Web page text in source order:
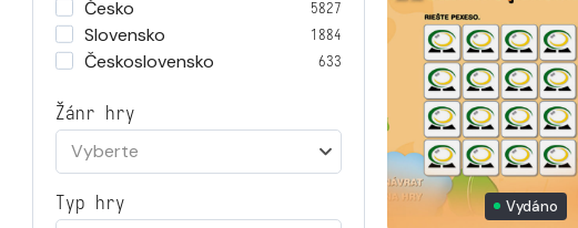
Česko
5827
Slovensko 1884
Československo 633
Žánr hry
Vyberte
Typ hry
Vydáno